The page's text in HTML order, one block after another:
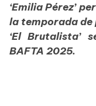
‘Emilia Pérez’
la temporada de
‘El Brutalista’
BAFTA 2025.